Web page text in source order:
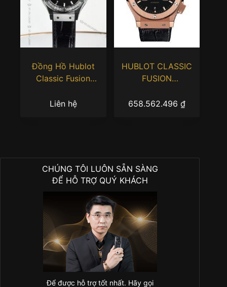
Đồng Hồ Hublot
Classic Fusion
Diamonds 38mm
Liên hệ
HUBLOT CLASSIC
FUSION
GOLD 45mm
658.562.496 ₫
CHÚNG TÔI LUÔN SẴN SÀNG
ĐỂ HỖ TRỢ QUÝ KHÁCH
Để được hỗ trợ tốt nhất. Hãy gọi